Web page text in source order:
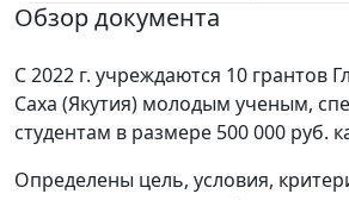
Обзор документа
С 2022 г. учреждаются 10 грантов
Саха (Якутия) молодым ученым,
студентам в размере 500 000 руб.
Определены цель, условия,